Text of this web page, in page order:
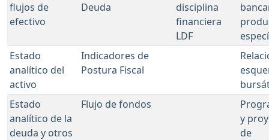
flujos de
efectivo
Deuda
disciplina
financiera
LDF
Estado
analítico del
activo
Indicadores de
Postura Fiscal
Estado
analítico de la
deuda y otros
Flujo de fondos
y
de